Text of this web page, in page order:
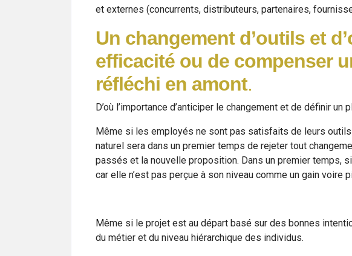
et externes (concurrents, distributeurs, partenaires,
Un changement d’outils et
efficacité ou de compenser
réfléchi en amont.
D’où l’importance d’anticiper le changement et de définir un
Même si les employés ne sont pas satisfaits de leurs
naturel sera dans un premier temps de rejeter tout
passés et la nouvelle proposition. Dans un premier temps,
car elle n’est pas perçue à son niveau comme un gain
Même si le projet est au départ basé sur des bonnes
du métier et du niveau hiérarchique des individus.